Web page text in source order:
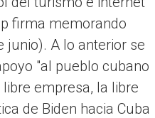
firma memorando
junio). A lo anterior se
"al pueblo cubano
empresa, la libre
de Biden hacia Cuba